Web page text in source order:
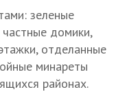
зеленые
домики,
отделанные
минареты
районах.